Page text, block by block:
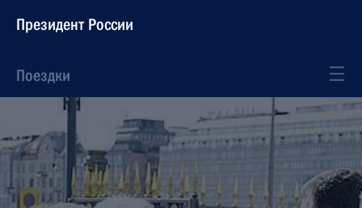
Президент России
Поездки